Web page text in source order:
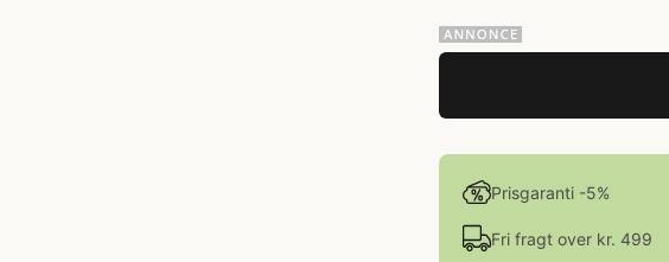
Prisgaranti -5%
Fri fragt over kr. 499